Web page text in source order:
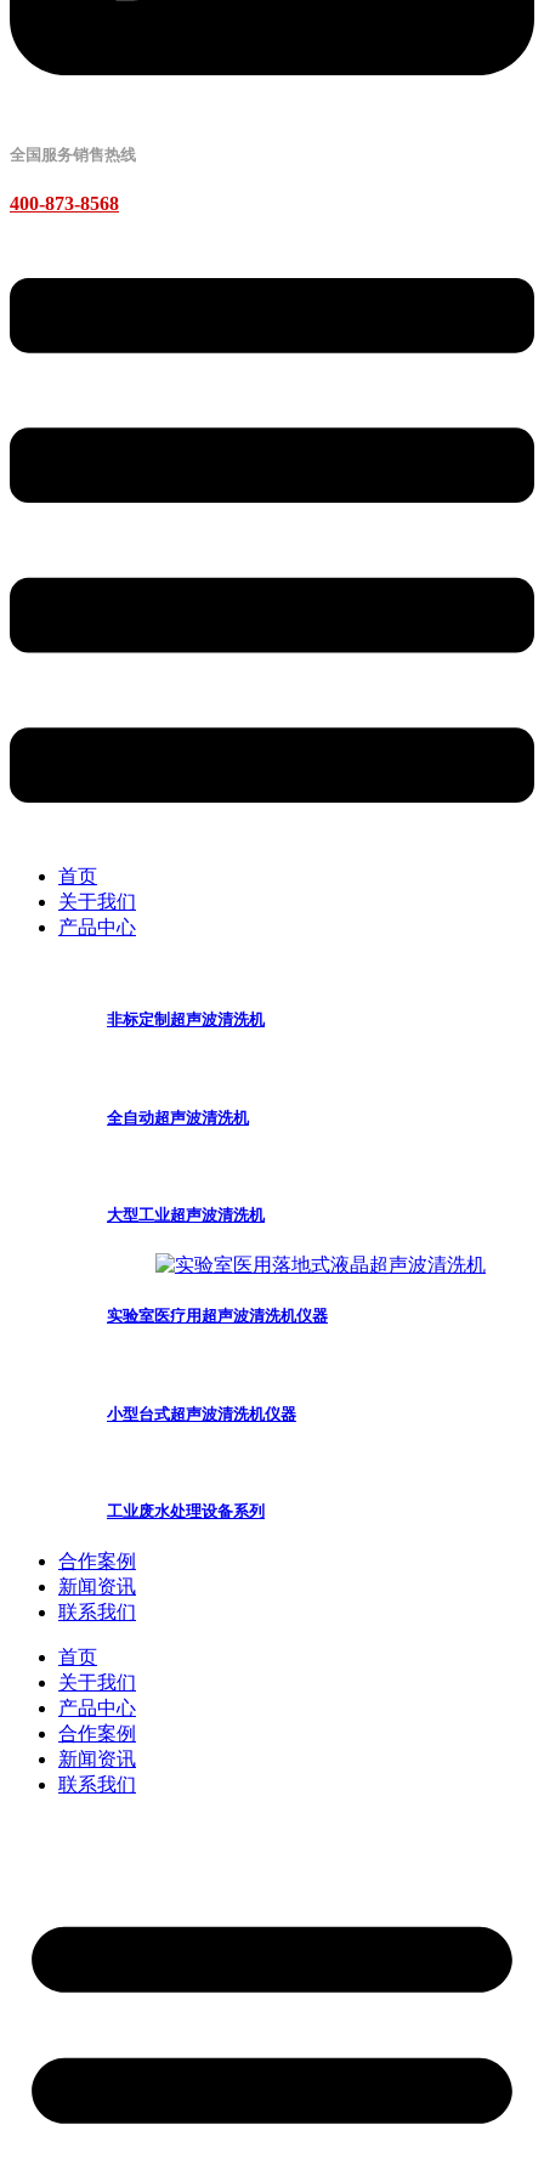
全国服务销售热线
400-873-8568
首页
关于我们
产品中心
非标定制超声波清洗机
全自动超声波清洗机
大型工业超声波清洗机
实验室医疗用超声波清洗机仪器
小型台式超声波清洗机仪器
工业废水处理设备系列
合作案例
新闻资讯
联系我们
首页
关于我们
产品中心
合作案例
新闻资讯
联系我们